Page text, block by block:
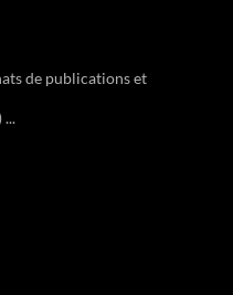
de publications et